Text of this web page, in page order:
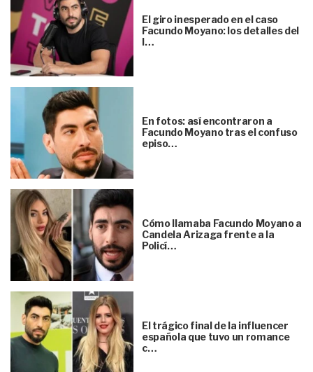
El giro inesperado en el caso
Facundo Moyano: los detalles del
l…
En fotos: así encontraron a
Facundo Moyano tras el confuso
episo…
Cómo llamaba Facundo Moyano a
Candela Arizaga frente a la
Policí…
El trágico final de la influencer
española que tuvo un romance
c…